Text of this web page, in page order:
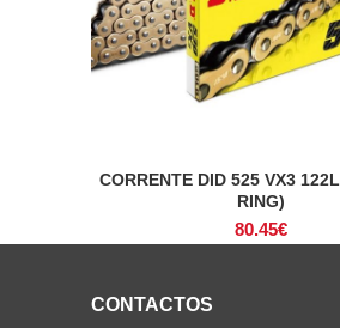
ADICIONAR
CORRENTE DID 525 VX3
RING)
80.45€
CONTACTOS